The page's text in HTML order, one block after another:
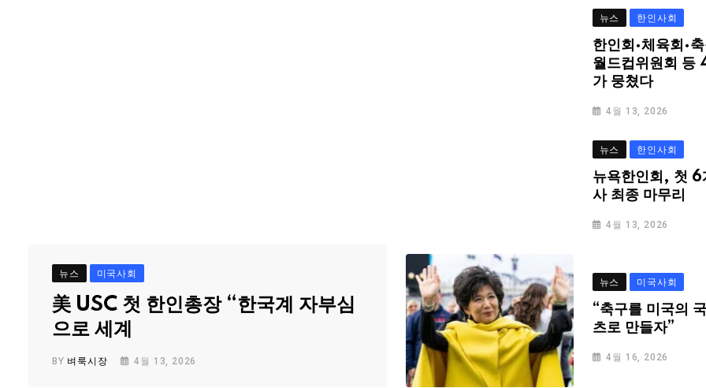
뉴스 미국사회
美 USC 첫 한인총장 “한국계 자부심
으로 세계
BY 벼룩시장 4월 13, 2026
뉴스 한인사회
한인회·체육회·
월드컵위원회 등
가 뭉쳤다
4월 13, 2026
뉴스 한인사회
뉴욕한인회, 첫 6
사 최종 마무리
4월 13, 2026
뉴스 미국사회
“축구를 미국의
츠로 만들자”
4월 16, 2026